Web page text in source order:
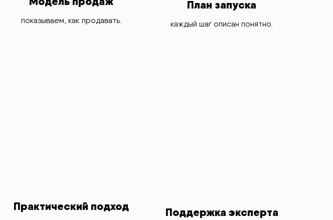
показываем, как продавать.
План запуска
каждый шаг описан понятно.
Практический подход Поддержка эксперта